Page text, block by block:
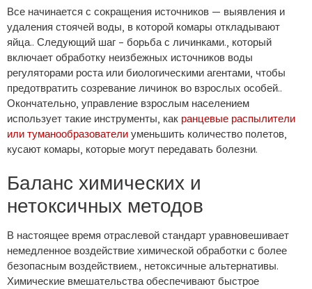
Все начинается с сокращения источников — выявления и
удаления стоячей воды, в которой комары откладывают
яйца.. Следующий шаг – борьба с личинками., который
включает обработку неизбежных источников воды
регуляторами роста или биологическими агентами, чтобы
предотвратить созревание личинок во взрослых особей..
Окончательно, управление взрослым населением
использует такие инструменты, как ранцевые распылители
или туманообразователи уменьшить количество полетов,
кусают комары, которые могут передавать болезни.
Баланс химических и
нетоксичных методов
В настоящее время отраслевой стандарт уравновешивает
немедленное воздействие химической обработки с более
безопасным воздействием., нетоксичные альтернативы.
Химические вмешательства обеспечивают быстрое